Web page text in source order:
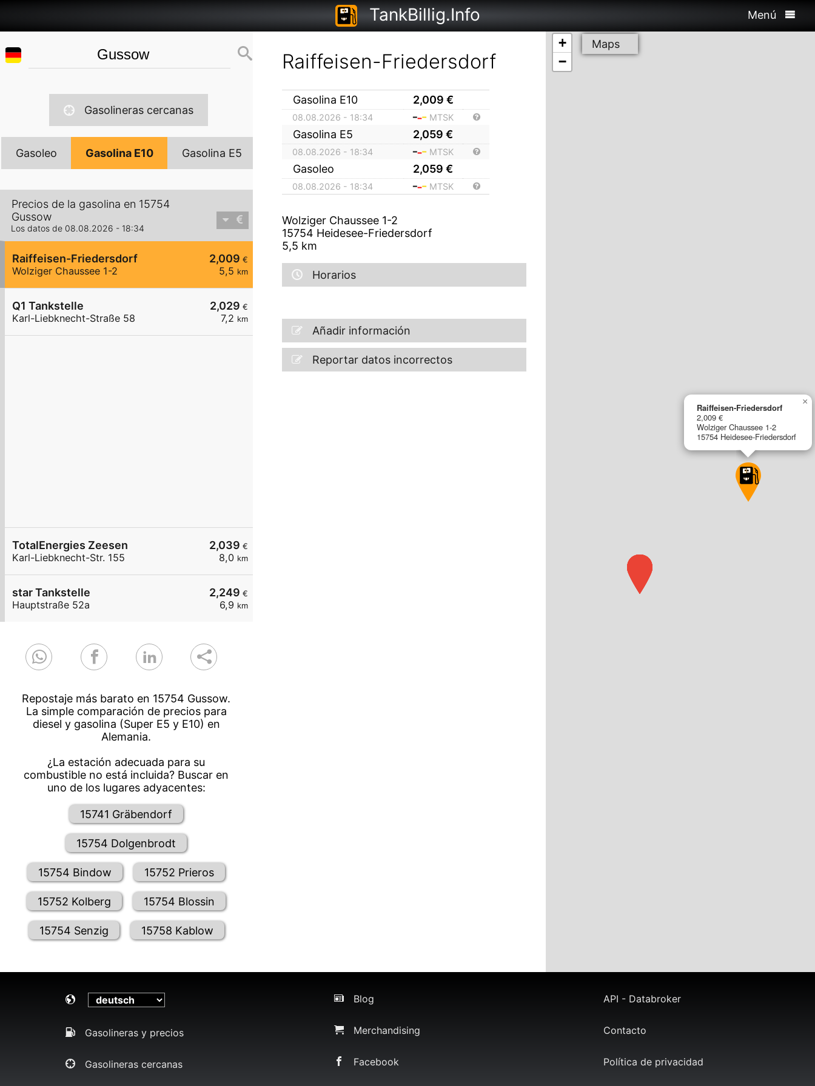
TankBillig.Info Menú
Gasolineras cercanas
Gasoleo Gasolina E10 Gasolina E5
Precios de la gasolina en 15754
Gussow
Los datos de 08.08.2026 - 18:34
2,009 €
5,5 km
Raiffeisen-Friedersdorf
Wolziger Chaussee 1-2
2,029 €
7,2 km
Q1 Tankstelle
Karl-Liebknecht-Straße 58
2,039 €
8,0 km
TotalEnergies Zeesen
Karl-Liebknecht-Str. 155
2,249 €
6,9 km
star Tankstelle
Hauptstraße 52a
Repostaje más barato en 15754 Gussow.
La simple comparación de precios para
diesel y gasolina (Super E5 y E10) en
Alemania.
¿La estación adecuada para su
combustible no está incluida? Buscar en
uno de los lugares adyacentes:
15741 Gräbendorf
15754 Dolgenbrodt
15754 Bindow 15752 Prieros
15752 Kolberg 15754 Blossin
15754 Senzig 15758 Kablow
Raiffeisen-Friedersdorf
Gasolina E10 2,009 €
08.08.2026 - 18:34 MTSK
Gasolina E5 2,059 €
08.08.2026 - 18:34 MTSK
Gasoleo 2,059 €
08.08.2026 - 18:34 MTSK
Wolziger Chaussee 1-2
15754 Heidesee-Friedersdorf
5,5 km
Horarios
Añadir información
Reportar datos incorrectos
Raiffeisen-Friedersdorf
2,009 €
Wolziger Chaussee 1-2
15754 Heidesee-Friedersdorf
×
+
−
Maps
Gasolineras y precios
Gasolineras cercanas
Blog
Merchandising
Facebook
API - Databroker
Contacto
Política de privacidad